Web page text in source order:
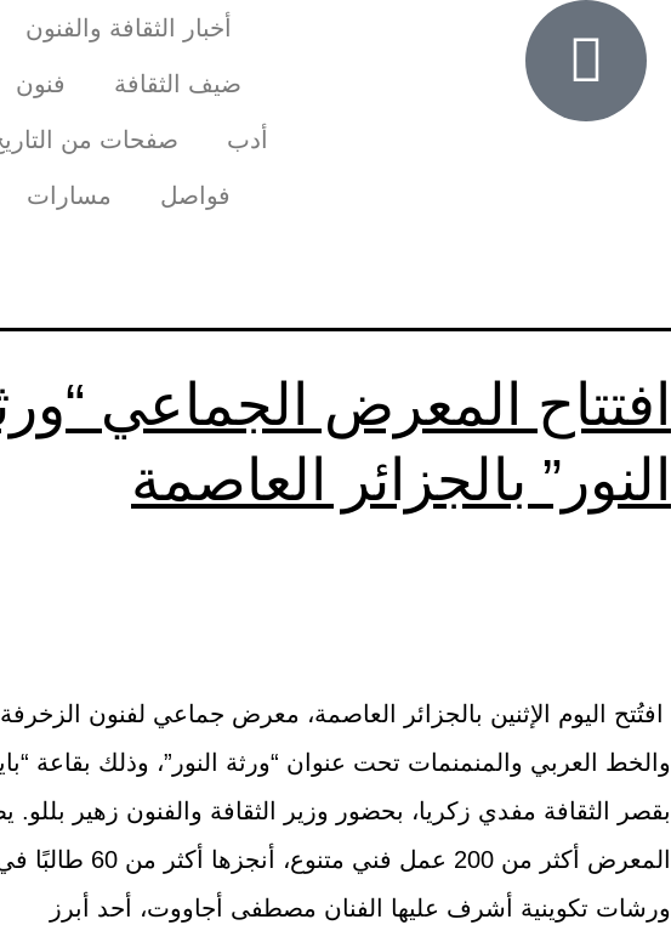
أخبار الثقافة والفنون
ضيف الثقافة
فنون
أدب
صفحات من
فواصل
مسارات
افتتاح المعرض الجماعي
النور” بالجزائر العاصمة
افتُتح اليوم الإثنين بالجزائر العاصمة، معرض جماعي لفنون الزخرفة
والخط العربي والمنمنمات تحت عنوان “ورثة النور”، وذلك بقاعة
بقصر الثقافة مفدي زكريا، بحضور وزير الثقافة والفنون زهير بللو.
المعرض أكثر من 200 عمل فني متنوع،
ورشات تكوينية أشرف عليها الفنان مصطفى أجاووت، أحد أبرز